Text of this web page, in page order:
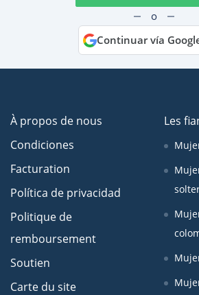
o
Continuar vía
À propos de nous
Condiciones
Facturation
Política de privacidad
Politique de
remboursement
Soutien
Carte du site
Les